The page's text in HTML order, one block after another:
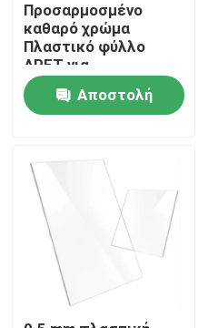
Σπίτι
Περίπου εμείς
Γύρος εργοστασίων
Ποιοτικός έλεγχος
Προσαρμοσμένο
καθαρό χρώμα
Πλαστικό φύλλο
APET για
θερμοδιαμόρφωση
Δίσκοι συσκευασίας
Κουτιά
Αποστολή